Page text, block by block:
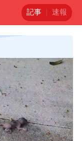
記事 速報